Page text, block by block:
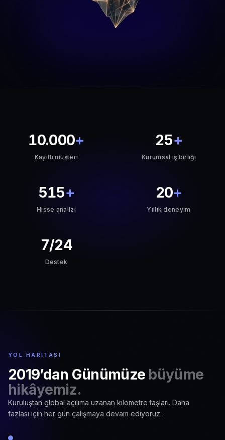
10.000+
Kayıtlı müşteri
25+
Kurumsal iş birliği
515+
Hisse analizi
20+
Yıllık deneyim
7/24
Destek
YOL HARITASI
2019’dan Günümüze büyüme
hikâyemiz.
Kuruluştan global açılıma uzanan kilometre taşları. Daha
fazlası için her gün çalışmaya devam ediyoruz.